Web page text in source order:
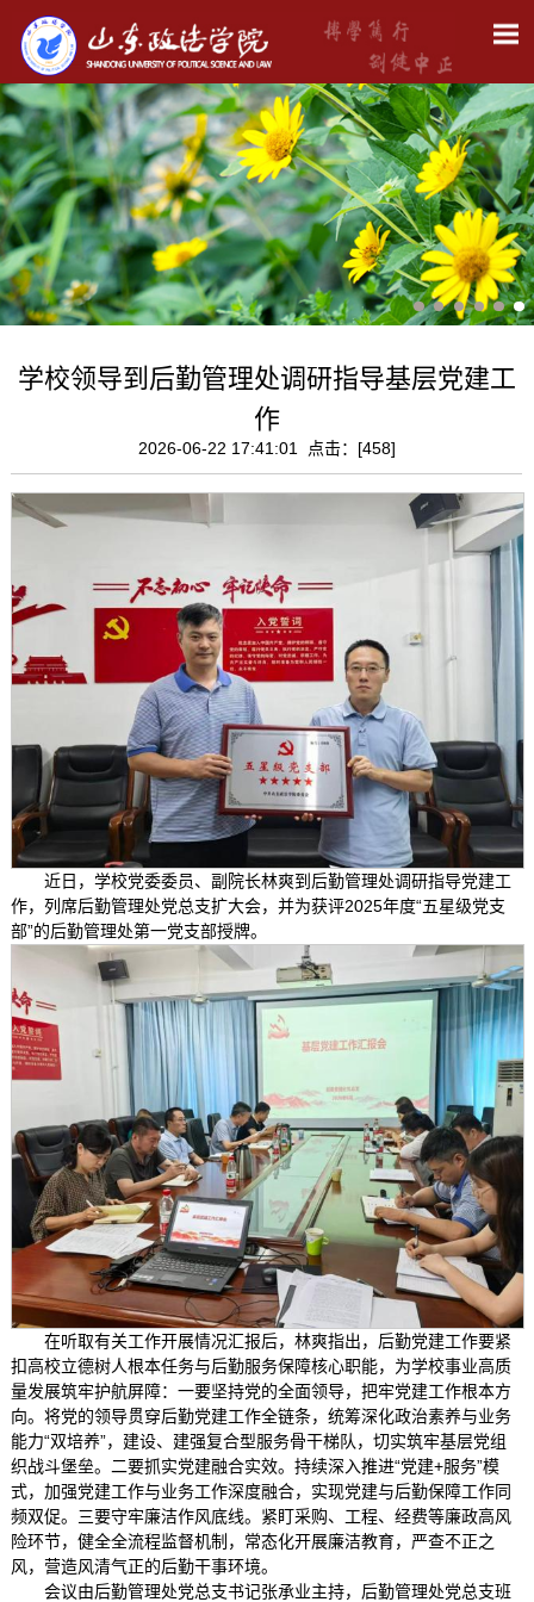
学校领导到后勤管理处调研指导基层党建工
作
2026-06-22 17:41:01 点击：[458]
近日，学校党委委员、副院长林爽到后勤管理处调研指导党建工
作，列席后勤管理处党总支扩大会，并为获评2025年度“五星级党支
部”的后勤管理处第一党支部授牌。
在听取有关工作开展情况汇报后，林爽指出，后勤党建工作要紧
扣高校立德树人根本任务与后勤服务保障核心职能，为学校事业高质
量发展筑牢护航屏障：一要坚持党的全面领导，把牢党建工作根本方
向。将党的领导贯穿后勤党建工作全链条，统筹深化政治素养与业务
能力“双培养”，建设、建强复合型服务骨干梯队，切实筑牢基层党组
织战斗堡垒。二要抓实党建融合实效。持续深入推进“党建+服务”模
式，加强党建工作与业务工作深度融合，实现党建与后勤保障工作同
频双促。三要守牢廉洁作风底线。紧盯采购、工程、经费等廉政高风
险环节，健全全流程监督机制，常态化开展廉洁教育，严查不正之
风，营造风清气正的后勤干事环境。
会议由后勤管理处党总支书记张承业主持，后勤管理处党总支班